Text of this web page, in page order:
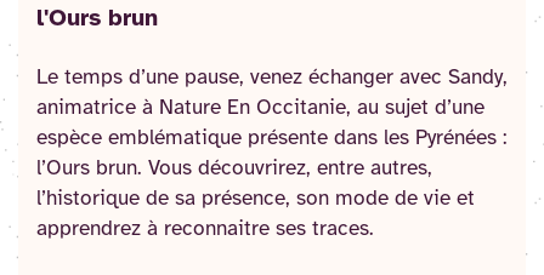
l'Ours brun
Le temps d’une pause, venez échanger avec Sandy,
animatrice à Nature En Occitanie, au sujet d’une
espèce emblématique présente dans les Pyrénées :
l’Ours brun. Vous découvrirez, entre autres,
l’historique de sa présence, son mode de vie et
apprendrez à reconnaitre ses traces.